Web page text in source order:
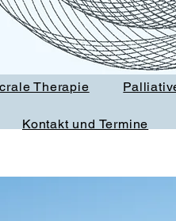
Therapie
Kontakt und Termine